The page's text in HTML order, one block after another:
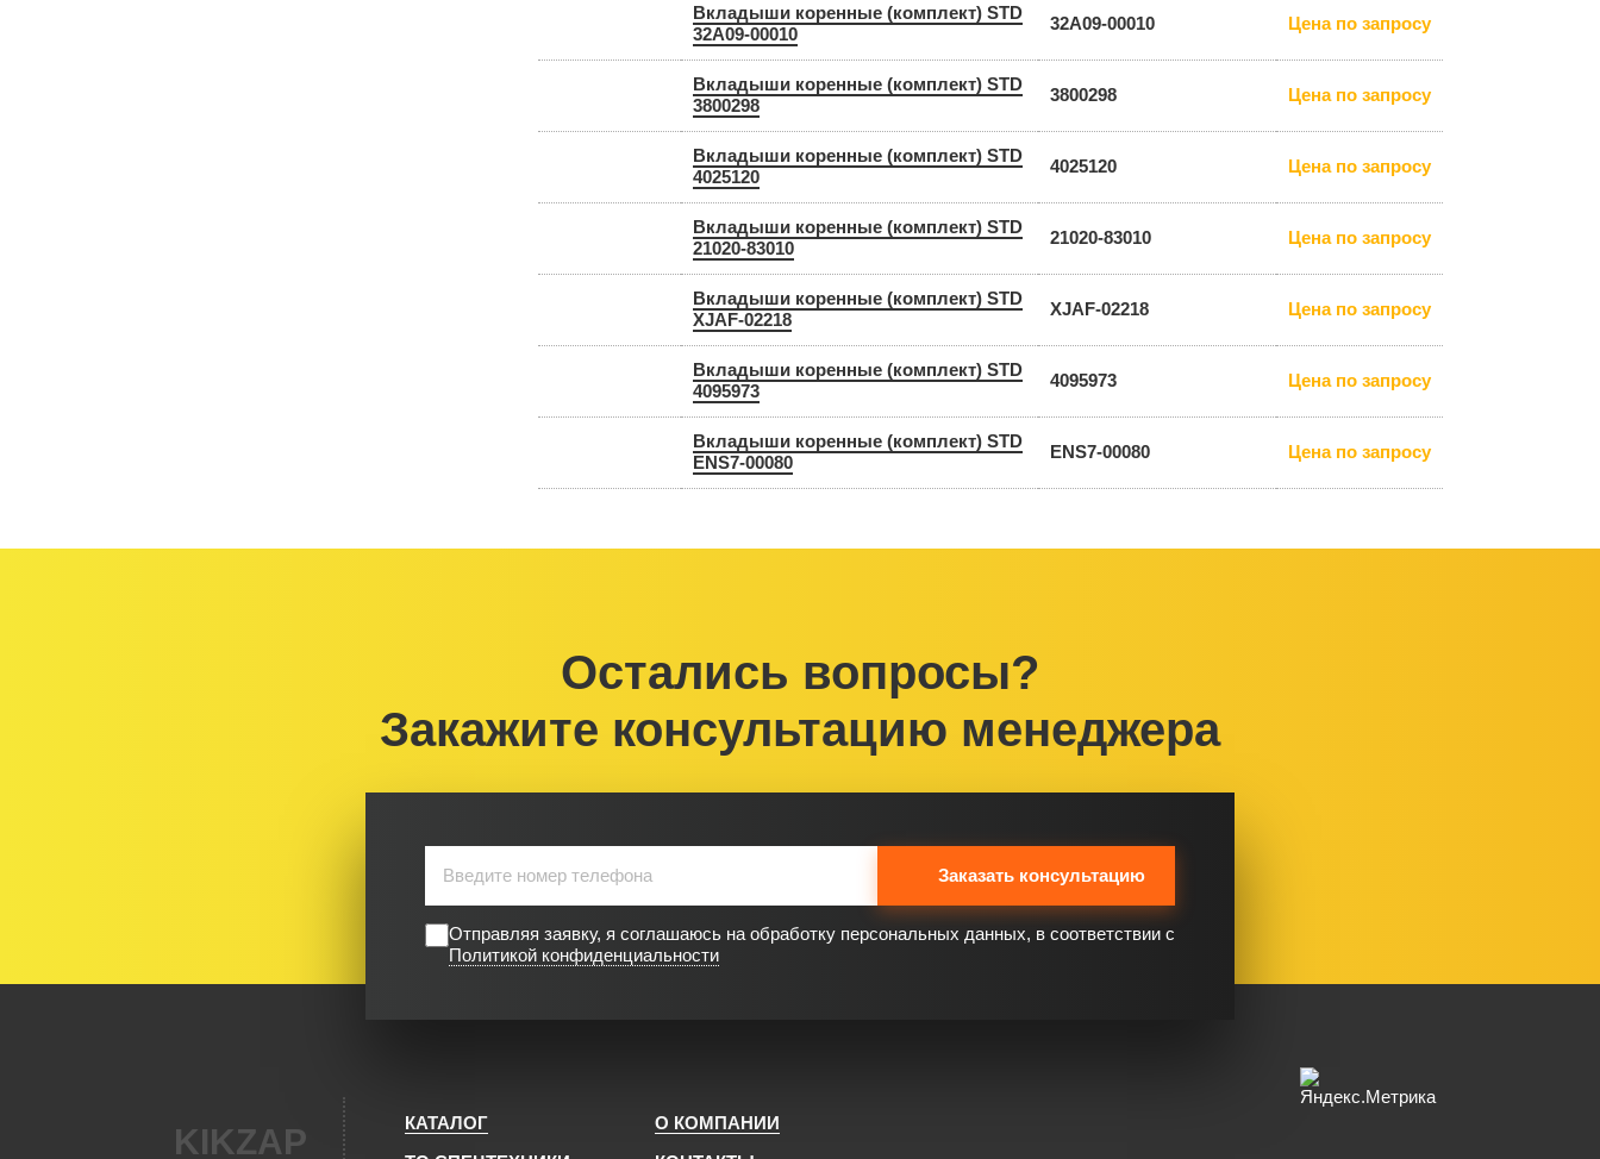
Вкладыши коренные (комплект) STD
32A09-00010
32A09-00010 Цена по запросу
Вкладыши коренные (комплект) STD
3800298
3800298 Цена по запросу
Вкладыши коренные (комплект) STD
4025120
4025120 Цена по запросу
Вкладыши коренные (комплект) STD
21020-83010
21020-83010 Цена по запросу
Вкладыши коренные (комплект) STD
XJAF-02218
XJAF-02218 Цена по запросу
Вкладыши коренные (комплект) STD
4095973
4095973 Цена по запросу
Вкладыши коренные (комплект) STD
ENS7-00080
ENS7-00080 Цена по запросу
Остались вопросы?
Закажите консультацию менеджера
Заказать консультацию
Отправляя заявку, я соглашаюсь на обработку персональных данных, в соответствии с
Политикой конфиденциальности
KIKZAP КАТАЛОГ
О КОМПАНИИ